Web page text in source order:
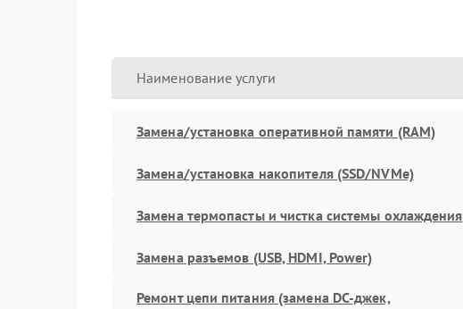
Наименование услуги
Замена/установка оперативной памяти (RAM)
Замена/установка накопителя (SSD/NVMe)
Замена термопасты и чистка системы охлаждения
Замена разъемов (USB, HDMI, Power)
Ремонт цепи питания (замена DC-джек,